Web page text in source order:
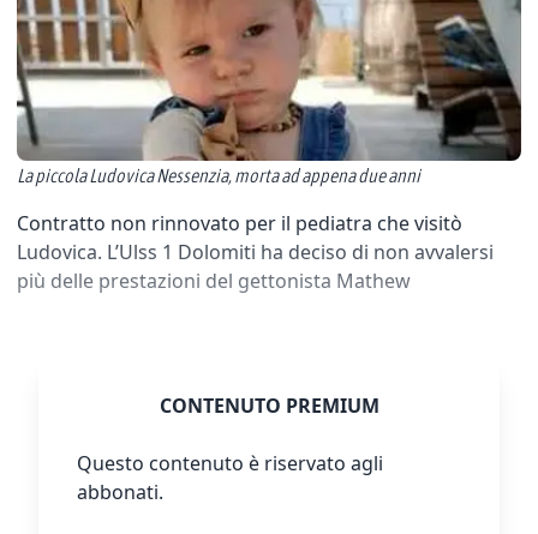
La piccola Ludovica Nessenzia, morta ad appena due anni
Contratto non rinnovato per il pediatra che visitò
Ludovica. L’Ulss 1 Dolomiti ha deciso di non avvalersi
più delle prestazioni del gettonista Mathew
CONTENUTO PREMIUM
Questo contenuto è riservato agli
abbonati.